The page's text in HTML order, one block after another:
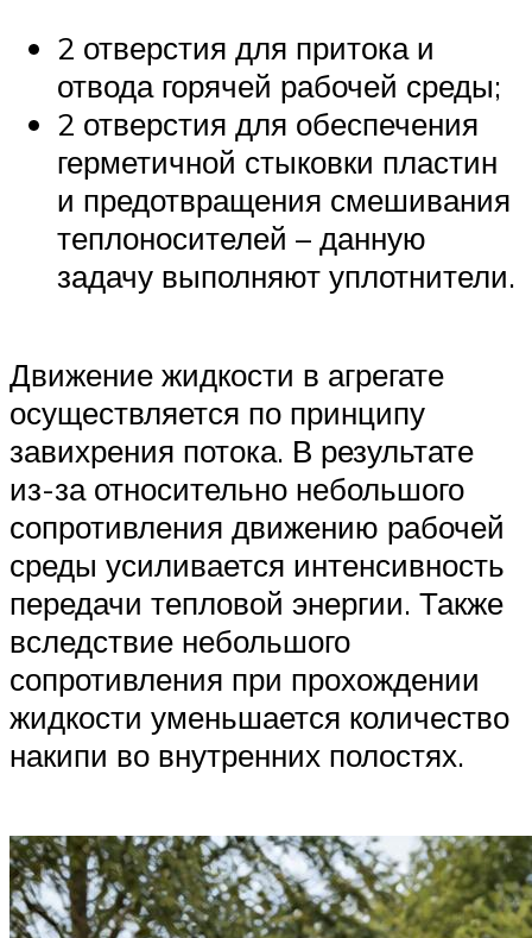
2 отверстия для притока и
отвода горячей рабочей среды;
2 отверстия для обеспечения
герметичной стыковки пластин
и предотвращения смешивания
теплоносителей – данную
задачу выполняют уплотнители.
Движение жидкости в агрегате
осуществляется по принципу
завихрения потока. В результате
из-за относительно небольшого
сопротивления движению рабочей
среды усиливается интенсивность
передачи тепловой энергии. Также
вследствие небольшого
сопротивления при прохождении
жидкости уменьшается количество
накипи во внутренних полостях.